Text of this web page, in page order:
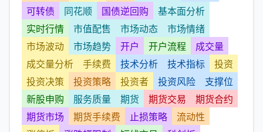
可转债
同花顺 国债逆回购
基本面分析
实时行情
市值配售 市场动态
市场情绪
市场波动
市场趋势 开户 开户流程
成交量
成交量分析
手续费 技术分析 技术指标
投资
投资决策
投资策略 投资者 投资风险
支撑位
新股申购
服务质量 期货 期货交易
期货合约
期货市场
期货手续费 止损策略
流动性